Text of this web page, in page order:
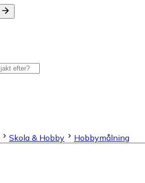
Skola & Hobby Hobbymålning